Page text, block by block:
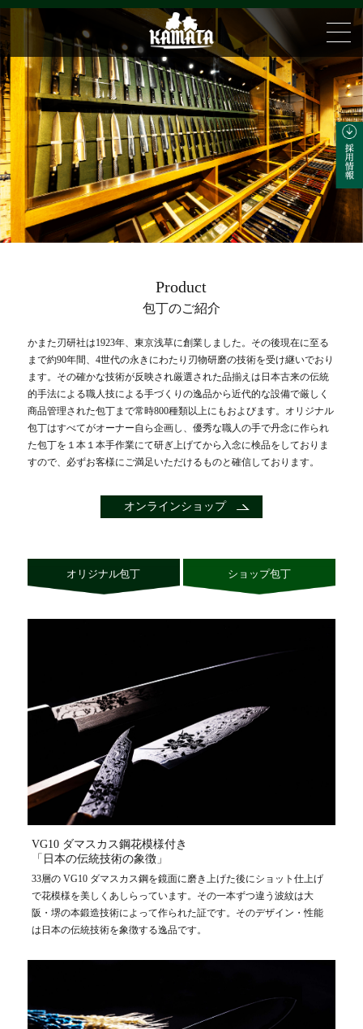
Product
包丁のご紹介
かまた刃研社は1923年、東京浅草に創業しました。その後現在に至る
まで約90年間、4世代の永きにわたり刃物研磨の技術を受け継いでおり
ます。その確かな技術が反映され厳選された品揃えは日本古来の伝統
的手法による職人技による手づくりの逸品から近代的な設備で厳しく
商品管理された包丁まで常時800種類以上にもおよびます。オリジナル
包丁はすべてがオーナー自ら企画し、優秀な職人の手で丹念に作られ
た包丁を１本１本手作業にて研ぎ上げてから入念に検品をしておりま
すので、必ずお客様にご満足いただけるものと確信しております。
オンラインショップ
オリジナル包丁 ショップ包丁
VG10 ダマスカス鋼花模様付き
「日本の伝統技術の象徴」
33層の VG10 ダマスカス鋼を鏡面に磨き上げた後にショット仕上げ
で花模様を美しくあしらっています。その一本ずつ違う波紋は大
阪・堺の本鍛造技術によって作られた証です。そのデザイン・性能
は日本の伝統技術を象徴する逸品です。